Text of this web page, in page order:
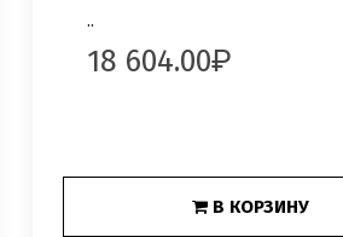
..
18 604.00
В КОРЗИНУ